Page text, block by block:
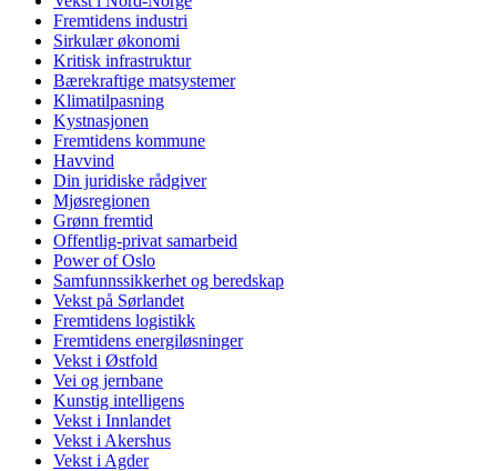
Fremtidens industri
Sirkulær økonomi
Kritisk infrastruktur
Bærekraftige matsystemer
Klimatilpasning
Kystnasjonen
Fremtidens kommune
Havvind
Din juridiske rådgiver
Mjøsregionen
Grønn fremtid
Offentlig-privat samarbeid
Power of Oslo
Samfunnssikkerhet og beredskap
Vekst på Sørlandet
Fremtidens logistikk
Fremtidens energiløsninger
Vekst i Østfold
Vei og jernbane
Kunstig intelligens
Vekst i Innlandet
Vekst i Akershus
Vekst i Agder